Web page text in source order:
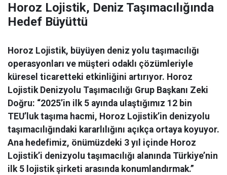
Horoz Lojistik, Deniz Taşımacılığında
Hedef Büyüttü
Horoz Lojistik, büyüyen deniz yolu taşımacılığı
operasyonları ve müşteri odaklı çözümleriyle
küresel ticaretteki etkinliğini artırıyor. Horoz
Lojistik Denizyolu Taşımacılığı Grup Başkanı Zeki
Doğru: “2025’in ilk 5 ayında ulaştığımız 12 bin
TEU’luk taşıma hacmi, Horoz Lojistik’in denizyolu
taşımacılığındaki kararlılığını açıkça ortaya koyuyor.
Ana hedefimiz, önümüzdeki 3 yıl içinde Horoz
Lojistik’i denizyolu taşımacılığı alanında Türkiye’nin
ilk 5 lojistik şirketi arasında konumlandırmak.”